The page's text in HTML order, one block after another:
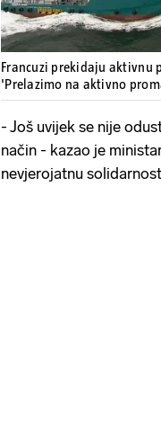
Francuzi prekidaju aktivnu
'Prelazimo na aktivno
- Još uvijek se nije
način - kazao je
nevjerojatnu